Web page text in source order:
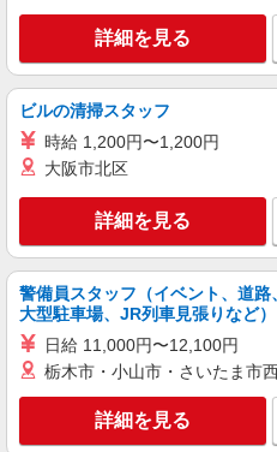
入がありました
に合うかの確認
支給 ★上記金
★働きがい向上
なる） 社会保
東京都練馬
アルバイト パート
コンパスグループ・ジャパン株式
調理員【アル
時給1,500円以上 試用期間中 時
(試用期間2ヶ月) 残業が発生した場合、残業代を1
分単位で別途支
グランダ平
キープ
コンパスグループ・ジャパン株式
調理補助【ア
詳細を見る
ビルの清掃スタッフ
時給 1,200円〜1,200円
大阪市北区
詳細を見る
警備員スタッフ（イベント、道路
大型駐車場、JR列車見張りなど）
日給 11,000円〜12,100円
栃木市・小山市・さいたま市
詳細を見る